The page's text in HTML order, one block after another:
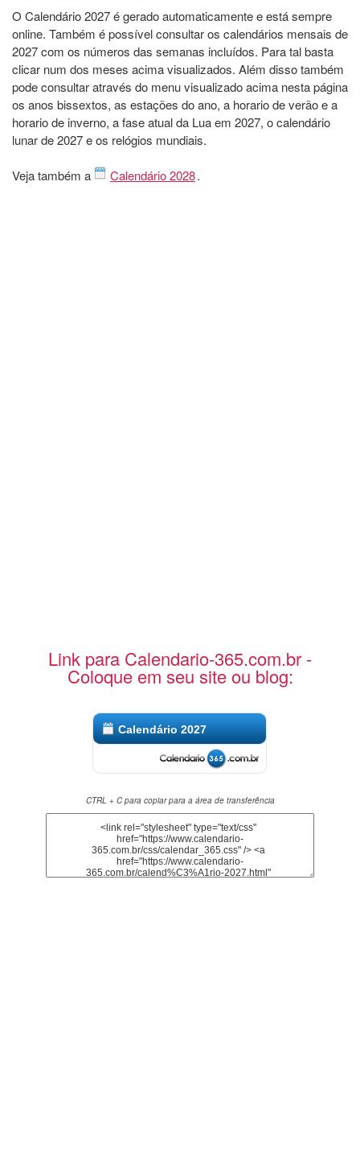
O Calendário 2027 é gerado automaticamente e está sempre
online. Também é possível consultar os calendários mensais de
2027 com os números das semanas incluídos. Para tal basta
clicar num dos meses acima visualizados. Além disso também
pode consultar através do menu visualizado acima nesta página
os anos bissextos, as estações do ano, a horario de verão e a
horario de inverno, a fase atual da Lua em 2027, o calendário
lunar de 2027 e os relógios mundiais.
Veja também a Calendário 2028.
Link para Calendario-365.com.br -
Coloque em seu site ou blog:
Calendário 2027
CTRL + C para copiar para a área de transferência